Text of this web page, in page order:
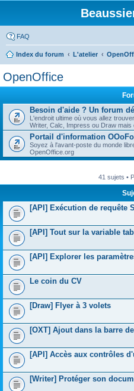
FAQ
Index du forum L'atelier
OpenOffice
Besoin d'aide ? Un forum
L'endroit ultime où vous allez
Writer, Calc, Impress ou Draw
Portail d'information
Soyez à l'avant-poste du monde
OpenOffice.org
41 sujets •
[API] Exécution de requête
[API] Tout sur la variable
[API] Explorer les
Le coin du CV
[Draw] Flyer à 3 volets
[OXT] Ajout dans la barre
[API] Accès aux contrôles
[Writer] Protéger son